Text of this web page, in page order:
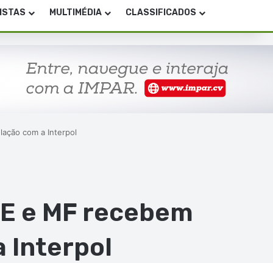
MULTIMÉDIA CLASSIFICADOS
com a Interpol
e MF recebem
Interpol